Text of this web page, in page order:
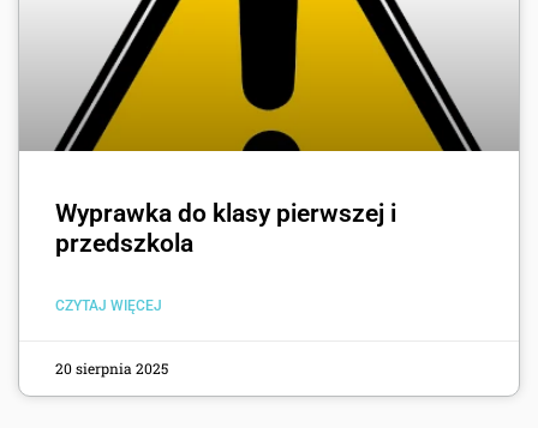
Wyprawka do klasy pierwszej i
przedszkola
CZYTAJ WIĘCEJ
20 sierpnia 2025